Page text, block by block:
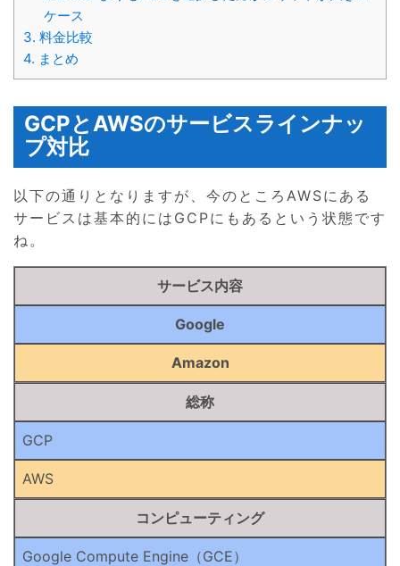
ケース
3. 料金比較
4. まとめ
GCPとAWSのサービスラインナッ
プ対比
以下の通りとなりますが、今のところAWSにある
サービスは基本的にはGCPにもあるという状態です
ね。
サービス内容
Google
Amazon
総称
GCP
AWS
コンピューティング
Google Compute Engine（GCE）